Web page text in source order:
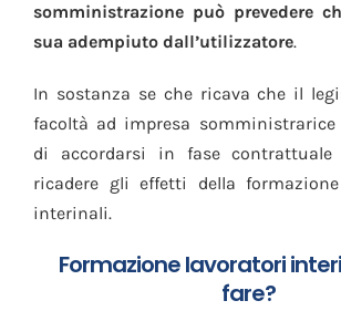
somministrazione può prevedere
sua adempiuto dall’utilizzatore.
In sostanza se che ricava che il
facoltà ad impresa
di accordarsi in fase
ricadere gli effetti della
interinali.
Formazione lavoratori
fare?